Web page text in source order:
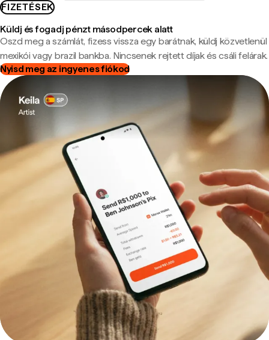
FIZETÉSEK
Küldj és fogadj pénzt másodpercek alatt
Oszd meg a számlát, fizess vissza egy barátnak, küldj közvetlenül
mexikói vagy brazil bankba. Nincsenek rejtett díjak és csáli felárak.
Nyisd meg az ingyenes fiókod